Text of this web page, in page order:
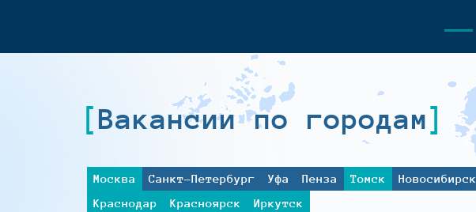
Вакансии по городам
Москва Санкт-Петербург Уфа Пенза Томск Новосибирск
Краснодар
Красноярск Иркутск